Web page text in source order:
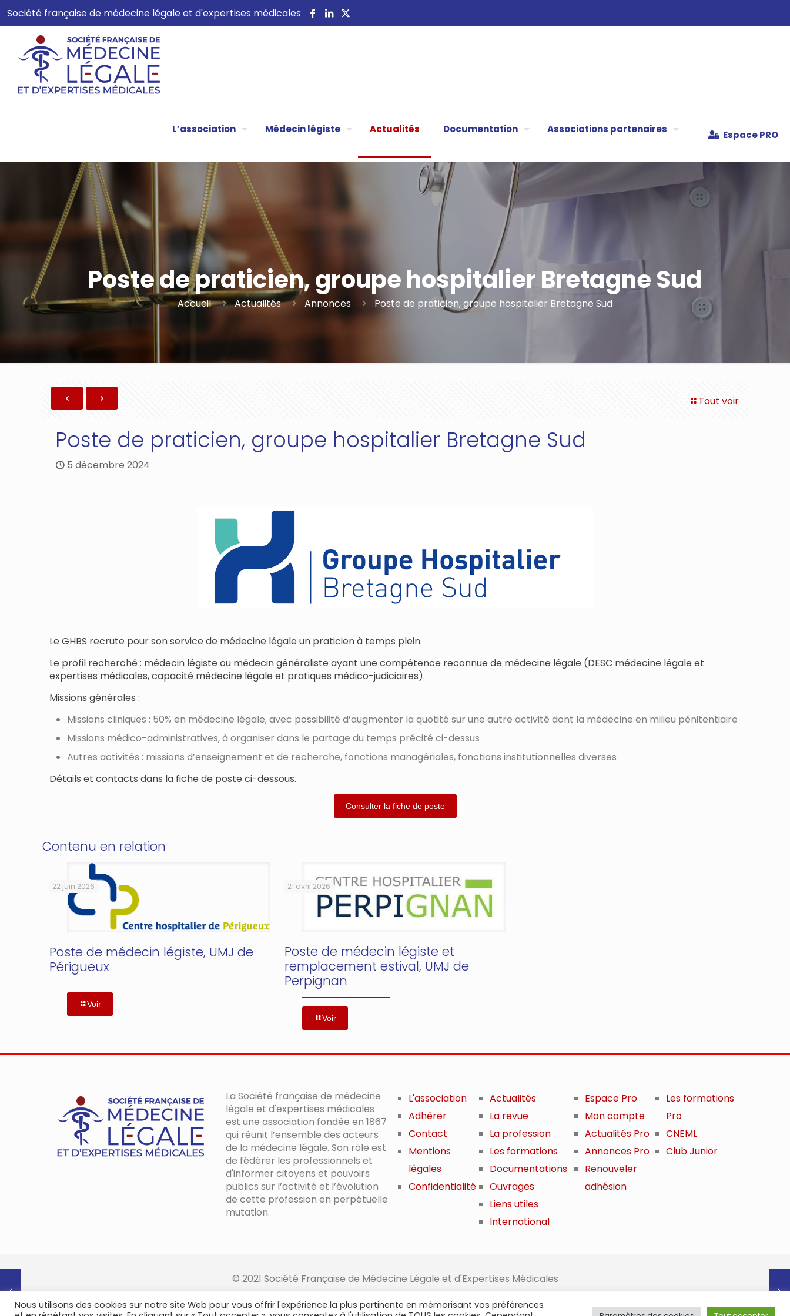
Société française de médecine légale et d'expertises médicales
L’association Médecin légiste Actualités Documentation Associations partenaires Espace PRO
Poste de praticien, groupe hospitalier Bretagne Sud
Accueil Actualités Annonces Poste de praticien, groupe hospitalier Bretagne Sud
Tout voir
Poste de praticien, groupe hospitalier Bretagne Sud
5 décembre 2024
Le GHBS recrute pour son service de médecine légale un praticien à temps plein.
Le profil recherché : médecin légiste ou médecin généraliste ayant une compétence reconnue de médecine légale (DESC médecine légale et
expertises médicales, capacité médecine légale et pratiques médico-judiciaires).
Missions générales :
Missions cliniques : 50% en médecine légale, avec possibilité d’augmenter la quotité sur une autre activité dont la médecine en milieu pénitentiaire
Missions médico-administratives, à organiser dans le partage du temps précité ci-dessus
Autres activités : missions d’enseignement et de recherche, fonctions managériales, fonctions institutionnelles diverses
Détails et contacts dans la fiche de poste ci-dessous.
Consulter la fiche de poste
Contenu en relation
22 juin 2026
Poste de médecin légiste, UMJ de
Périgueux
Voir
21 avril 2026
Poste de médecin légiste et
remplacement estival, UMJ de
Perpignan
Voir
La Société française de médecine
légale et d'expertises médicales
est une association fondée en 1867
qui réunit l’ensemble des acteurs
de la médecine légale. Son rôle est
de fédérer les professionnels et
d'informer citoyens et pouvoirs
publics sur l’activité et l’évolution
de cette profession en perpétuelle
mutation.
L'association
Adhérer
Contact
Mentions
légales
Confidentialité
Actualités
La revue
La profession
Les formations
Documentations
Ouvrages
Liens utiles
International
Espace Pro
Mon compte
Actualités Pro
Annonces Pro
Renouveler
adhésion
Les formations
Pro
CNEML
Club Junior
© 2021 Société Française de Médecine Légale et d'Expertises Médicales
Nous utilisons des cookies sur notre site Web pour vous offrir l'expérience la plus pertinente en mémorisant vos préférences